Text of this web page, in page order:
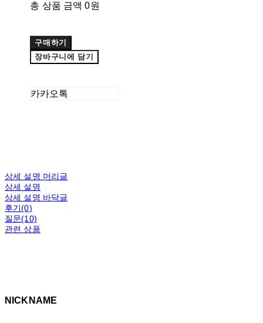
총 상품 금액 0원
구매하기
장바구니에 담기
카카오톡
상세 설명 머리글
상세 설명
상세 설명 바닥글
후기(0)
질문(10)
관련 상품
NICKNAME